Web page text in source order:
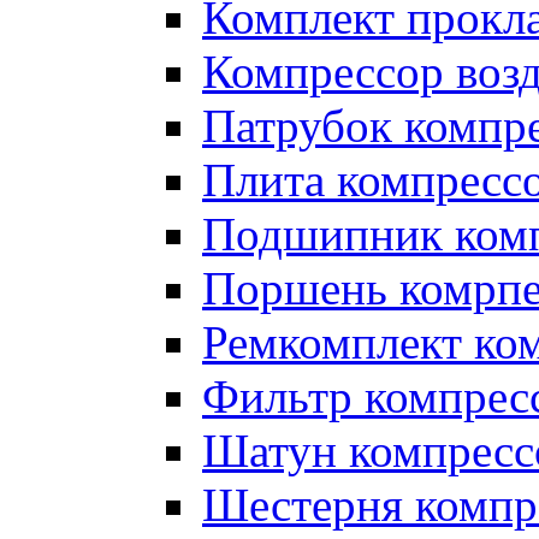
Комплект
Компрессор
Патрубок
Плита
Подшипник
Поршень
Ремкомплект
Фильтр
Шатун
Шестерня